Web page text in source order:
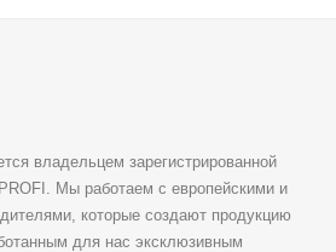
владельцем зарегистрированной
Мы работаем с европейскими и
которые создают продукцию
для нас эксклюзивным